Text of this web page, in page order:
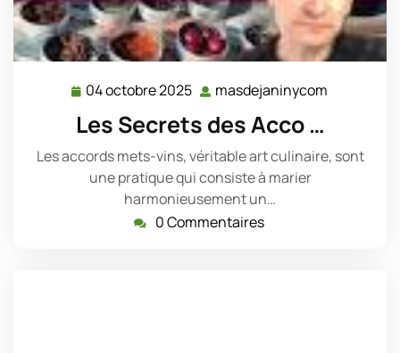
04 octobre 2025 04
octobre
2025
masdejaninycom
Les Secrets des Acco …
Les accords mets-vins, véritable art culinaire, sont
une pratique qui consiste à marier
harmonieusement un…
0 Commentaires